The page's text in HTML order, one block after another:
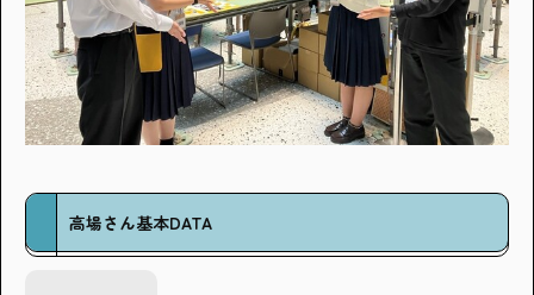
・個人情報について
・読者プレゼント
・お問い合わせ
・広告掲載のお問い合わせ
高場さん基本DATA